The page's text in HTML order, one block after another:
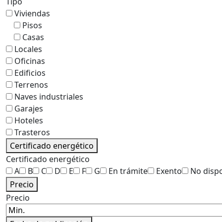
Viviendas
Pisos
Casas
Locales
Oficinas
Edificios
Terrenos
Naves industriales
Garajes
Hoteles
Trasteros
Certificado energético
Certificado energético
A
B C D E F G En trámite Exento
No
Precio
Precio